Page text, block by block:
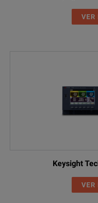
VER
Keysight
VER